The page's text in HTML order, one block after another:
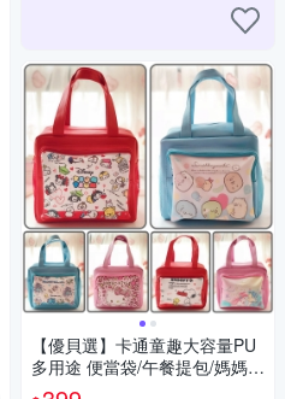
【優貝選】卡通童趣大容量PU
多用途 便當袋/午餐提包/媽媽提
包